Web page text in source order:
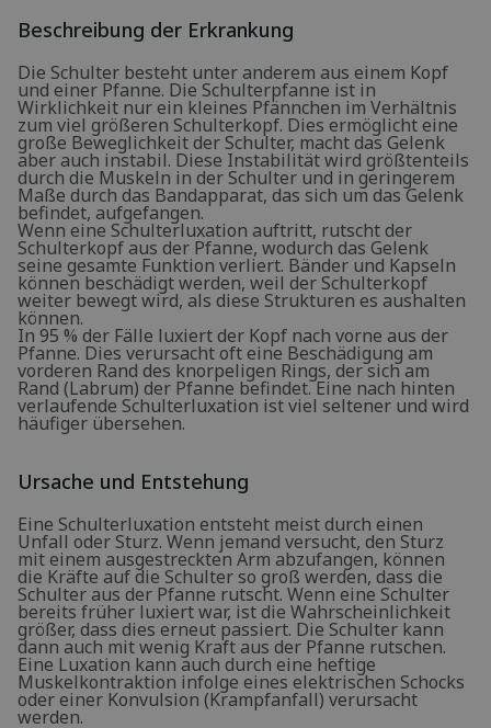
Beschreibung der Erkrankung
Die Schulter besteht unter anderem aus einem Kopf
und einer Pfanne. Die Schulterpfanne ist in
Wirklichkeit nur ein kleines Pfännchen im Verhältnis
zum viel größeren Schulterkopf. Dies ermöglicht eine
große Beweglichkeit der Schulter, macht das Gelenk
aber auch instabil. Diese Instabilität wird größtenteils
durch die Muskeln in der Schulter und in geringerem
Maße durch das Bandapparat, das sich um das Gelenk
befindet, aufgefangen.
Wenn eine Schulterluxation auftritt, rutscht der
Schulterkopf aus der Pfanne, wodurch das Gelenk
seine gesamte Funktion verliert. Bänder und Kapseln
können beschädigt werden, weil der Schulterkopf
weiter bewegt wird, als diese Strukturen es aushalten
können.
In 95 % der Fälle luxiert der Kopf nach vorne aus der
Pfanne. Dies verursacht oft eine Beschädigung am
vorderen Rand des knorpeligen Rings, der sich am
Rand (Labrum) der Pfanne befindet. Eine nach hinten
verlaufende Schulterluxation ist viel seltener und wird
häufiger übersehen.
Ursache und Entstehung
Eine Schulterluxation entsteht meist durch einen
Unfall oder Sturz. Wenn jemand versucht, den Sturz
mit einem ausgestreckten Arm abzufangen, können
die Kräfte auf die Schulter so groß werden, dass die
Schulter aus der Pfanne rutscht. Wenn eine Schulter
bereits früher luxiert war, ist die Wahrscheinlichkeit
größer, dass dies erneut passiert. Die Schulter kann
dann auch mit wenig Kraft aus der Pfanne rutschen.
Eine Luxation kann auch durch eine heftige
Muskelkontraktion infolge eines elektrischen Schocks
oder einer Konvulsion (Krampfanfall) verursacht
werden.